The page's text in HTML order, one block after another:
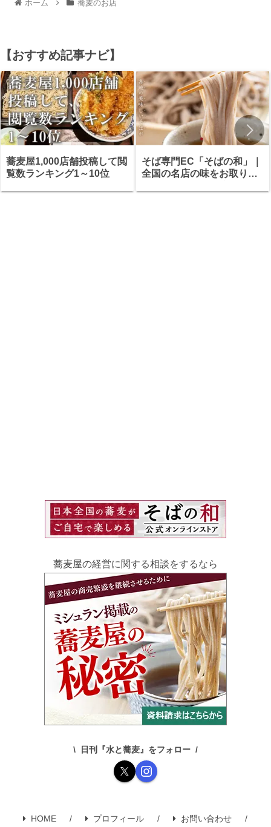
ホーム 蕎麦のお店
【おすすめ記事ナビ】
蕎麦屋1,000店舗投稿して閲
覧数ランキング1～10位
そば専門EC「そばの和」｜
全国の名店の味をお取り寄
蕎麦屋の経営に関する相談をするなら
日刊『水と蕎麦』をフォロー
HOME プロフィール お問い合わせ